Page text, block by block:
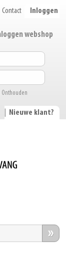
Contact Inloggen
webshop
Onthouden
Nieuwe klant?
»